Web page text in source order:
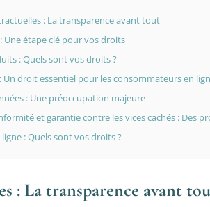
: La transparence avant tout
étape clé pour vos droits
: Quels sont vos droits ?
droit essentiel pour les consommateurs en
: Une préoccupation majeure
et garantie contre les vices cachés : Des
: Quels sont vos droits ?
: La transparence avant